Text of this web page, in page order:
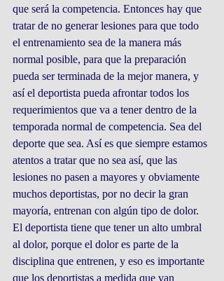
que será la competencia. Entonces hay que
tratar de no generar lesiones para que todo
el entrenamiento sea de la manera más
normal posible, para que la preparación
pueda ser terminada de la mejor manera, y
así el deportista pueda afrontar todos los
requerimientos que va a tener dentro de la
temporada normal de competencia. Sea del
deporte que sea. Así es que siempre estamos
atentos a tratar que no sea así, que las
lesiones no pasen a mayores y obviamente
muchos deportistas, por no decir la gran
mayoría, entrenan con algún tipo de dolor.
El deportista tiene que tener un alto umbral
al dolor, porque el dolor es parte de la
disciplina que entrenen, y eso es importante
que los deportistas a medida que van